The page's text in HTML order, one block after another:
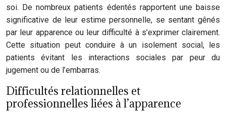
soi. De nombreux patients édentés rapportent une baisse
significative de leur estime personnelle, se sentant gênés
par leur apparence ou leur difficulté à s’exprimer clairement.
Cette situation peut conduire à un isolement social, les
patients évitant les interactions sociales par peur du
jugement ou de l’embarras.
Difficultés relationnelles et
professionnelles liées à l’apparence